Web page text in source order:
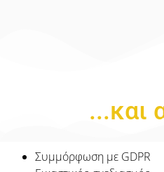
...και
Συμμόρφωση με GDPR